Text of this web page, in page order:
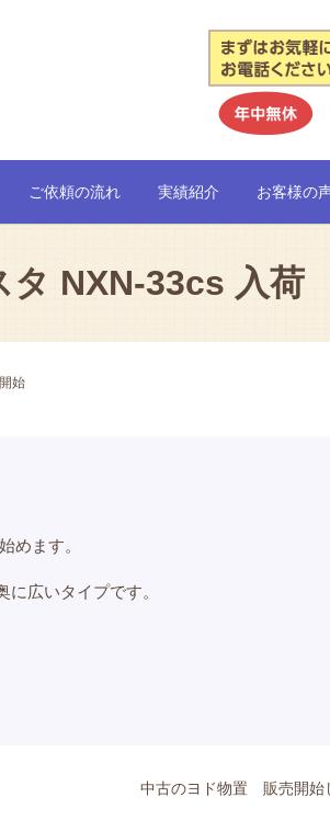
ご依頼の流れ 実績紹介 お客様の
タ NXN-33cs 入
始
めます。
広いタイプです。
中古のヨド物置 販売開始